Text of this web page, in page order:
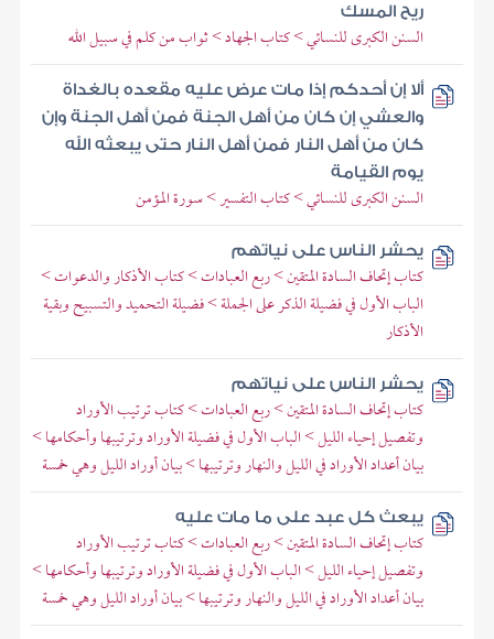
ريح المسك
السنن الكبرى للنسائي > كتاب الجهاد > ثواب من كلم في سبيل الله
ألا إن أحدكم إذا مات عرض عليه مقعده بالغداة
والعشي إن كان من أهل الجنة فمن أهل الجنة وإن
كان من أهل النار فمن أهل النار حتى يبعثه الله
يوم القيامة
السنن الكبرى للنسائي > كتاب التفسير > سورة المؤمن
يحشر الناس على نياتهم
كتاب إتحاف السادة المتقين > ربع العبادات > كتاب الأذكار والدعوات >
الباب الأول في فضيلة الذكر على الجملة > فضيلة التحميد والتسبيح وبقية
الأذكار
يحشر الناس على نياتهم
كتاب إتحاف السادة المتقين > ربع العبادات > كتاب ترتيب الأوراد
وتفصيل إحياء الليل > الباب الأول في فضيلة الأوراد وترتيبها وأحكامها >
بيان أعداد الأوراد في الليل والنهار وترتيبها > بيان أوراد الليل وهي خمسة
يبعث كل عبد على ما مات عليه
كتاب إتحاف السادة المتقين > ربع العبادات > كتاب ترتيب الأوراد
وتفصيل إحياء الليل > الباب الأول في فضيلة الأوراد وترتيبها وأحكامها >
بيان أعداد الأوراد في الليل والنهار وترتيبها > بيان أوراد الليل وهي خمسة